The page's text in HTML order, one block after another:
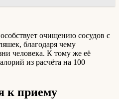
очищению сосудов с
благодаря чему
человека. К тому же её
из расчёта на 100
к приему